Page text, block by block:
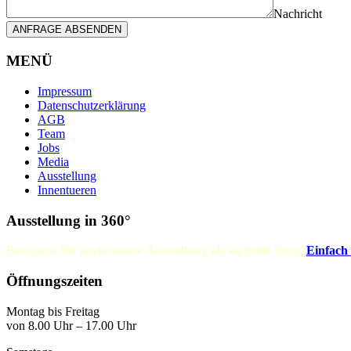
Nachricht
ANFRAGE ABSENDEN
MENÜ
Impressum
Datenschutzerklärung
AGB
Team
Jobs
Media
Ausstellung
Innentueren
Ausstellung in 360°
Besuchen Sie auch unsere Ausstellung als virtuelle Tour. Einfach
Öffnungszeiten
Montag bis Freitag
von 8.00 Uhr – 17.00 Uhr